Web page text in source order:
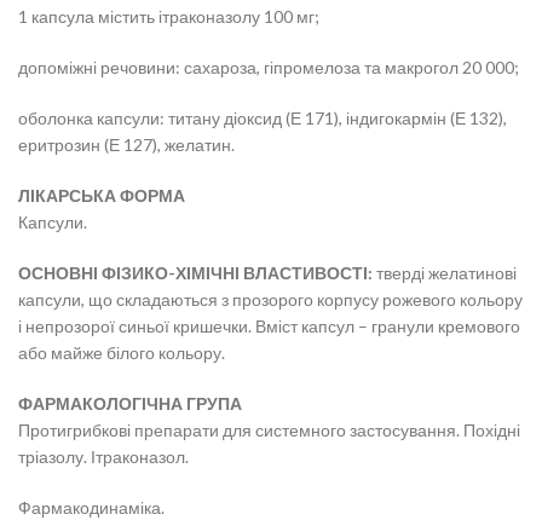
1 капсула містить ітраконазолу 100 мг;
допоміжні речовини: сахароза, гіпромелоза та макрогол 20 000;
оболонка капсули: титану діоксид (Е 171), індигокармін (Е 132),
еритрозин (Е 127), желатин.
ЛІКАРСЬКА ФОРМА
Капсули.
ОСНОВНІ ФІЗИКО-ХІМІЧНІ ВЛАСТИВОСТІ: тверді желатинові
капсули, що складаються з прозорого корпусу рожевого кольору
і непрозорої синьої кришечки. Вміст капсул – гранули кремового
або майже білого кольору.
ФАРМАКОЛОГІЧНА ГРУПА
Протигрибкові препарати для системного застосування. Похідні
тріазолу. Ітраконазол.
Фармакодинаміка.